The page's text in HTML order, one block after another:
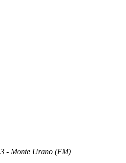
- Monte Urano (FM)